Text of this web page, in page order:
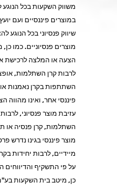
משווק השקעות בכל הנוגע
במוצרים פיננסיים ועם
שיווק פנסיוני בכל הנוגע
מוצרים פנסיוניים. כמו
הצעה או המלצה לרכישת
לרבות קרן השתלמות,
השתתפות בקרן נאמנות או
פיננסי אחר, ואינו מהווה
עזיבת מוצר פנסיוני,
השתלמות, קרן פנסיה או
מוצר פיננסי בגינו נדרש
מיידיים, לרבות יחידות
על פי התשקיף והדיווחים
כן, מיטב בית השקעות